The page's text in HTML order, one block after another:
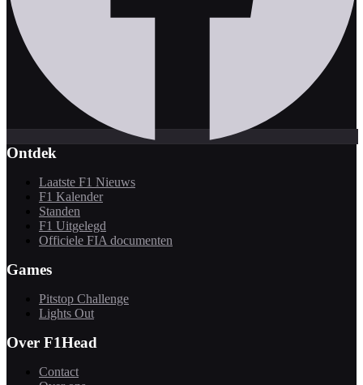
Ontdek
Laatste F1 Nieuws
F1 Kalender
Standen
F1 Uitgelegd
Officiele FIA documenten
Games
Pitstop Challenge
Lights Out
Over F1Head
Contact